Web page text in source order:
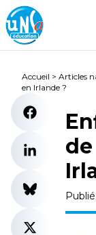
Accueil > Articles
en Irlande ?